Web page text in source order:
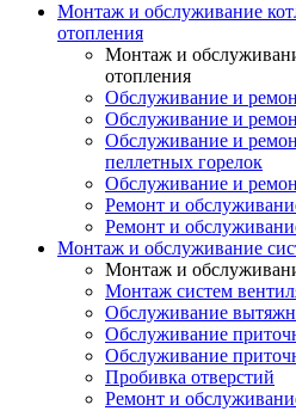
Монтаж и обслуживание
отопления
Монтаж и
отопления
Обслуживание и
Обслуживание и
Обслуживание и
пеллетных горелок
Обслуживание и
Ремонт и
Ремонт и
Монтаж и обслуживание
Монтаж и
Монтаж систем
Обслуживание
Обслуживание
Обслуживание
Пробивка отверстий
Ремонт и